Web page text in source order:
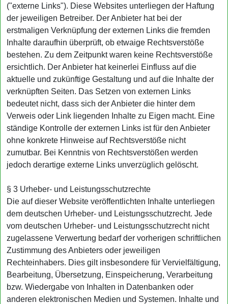
("externe Links"). Diese Websites unterliegen der Haftung
der jeweiligen Betreiber. Der Anbieter hat bei der
erstmaligen Verknüpfung der externen Links die fremden
Inhalte daraufhin überprüft, ob etwaige Rechtsverstöße
bestehen. Zu dem Zeitpunkt waren keine Rechtsverstöße
ersichtlich. Der Anbieter hat keinerlei Einfluss auf die
aktuelle und zukünftige Gestaltung und auf die Inhalte der
verknüpften Seiten. Das Setzen von externen Links
bedeutet nicht, dass sich der Anbieter die hinter dem
Verweis oder Link liegenden Inhalte zu Eigen macht. Eine
ständige Kontrolle der externen Links ist für den Anbieter
ohne konkrete Hinweise auf Rechtsverstöße nicht
zumutbar. Bei Kenntnis von Rechtsverstößen werden
jedoch derartige externe Links unverzüglich gelöscht.
§ 3 Urheber- und Leistungsschutzrechte
Die auf dieser Website veröffentlichten Inhalte unterliegen
dem deutschen Urheber- und Leistungsschutzrecht. Jede
vom deutschen Urheber- und Leistungsschutzrecht nicht
zugelassene Verwertung bedarf der vorherigen schriftlichen
Zustimmung des Anbieters oder jeweiligen
Rechteinhabers. Dies gilt insbesondere für Vervielfältigung,
Bearbeitung, Übersetzung, Einspeicherung, Verarbeitung
bzw. Wiedergabe von Inhalten in Datenbanken oder
anderen elektronischen Medien und Systemen. Inhalte und